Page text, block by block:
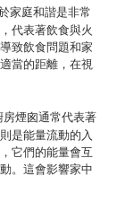
家庭和諧是非常
代表著飲食與火
致飲食問題和家
當的距離，在視
房煙囪通常代表著
是能量流動的入
它們的能量會互
。這會影響家中